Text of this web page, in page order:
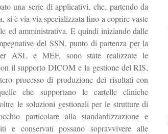
una serie di applicativi, che, partendo da
si è via via specializzata fino a coprire vaste
ed amministrativa. E quindi iniziando dalle
del SSN, punto di partenza per la
ASL e MEF, sono state realizzate le
il supporto DICOM e la gestione del RIS,
processo di produzione dei risultati con
che supportano le cartelle cliniche
le soluzioni gestionali per le strutture di
particolare alla standardizzazione e
e conservati possano sopravvivere alle